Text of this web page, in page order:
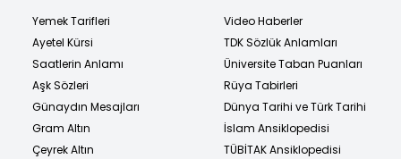
Yemek Tarifleri
Ayetel Kürsi
Saatlerin Anlamı
Aşk Sözleri
Günaydın Mesajları
Gram Altın
Çeyrek Altın
Video Haberler
TDK Sözlük Anlamları
Üniversite Taban Puanları
Rüya Tabirleri
Dünya Tarihi ve Türk Tarihi
İslam Ansiklopedisi
TÜBİTAK Ansiklopedisi